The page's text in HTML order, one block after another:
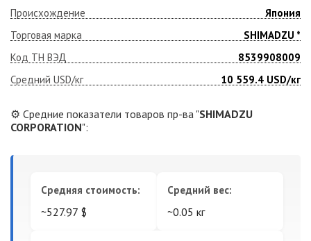
Происхождение
Япония
Торговая марка
SHIMADZU *
Код ТН ВЭД
8539908009
Средний USD/кг
10 559.4USD/кг
⚙️ Средние показатели товаров пр-ва "SHIMADZU
CORPORATION":
Средняя стоимость:
~527.97 $
Средний вес:
~0.05 кг